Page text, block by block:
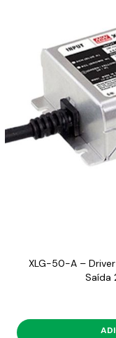
XLG-50-A –
Saída